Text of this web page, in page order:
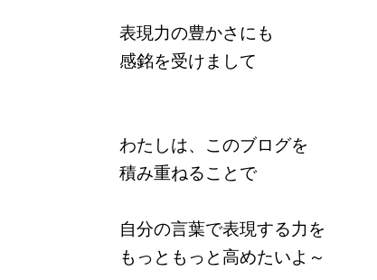
表現力の豊かさにも
感銘を受けまして
わたしは、このブログを
積み重ねることで
自分の言葉で表現する力を
もっともっと高めたいよ～